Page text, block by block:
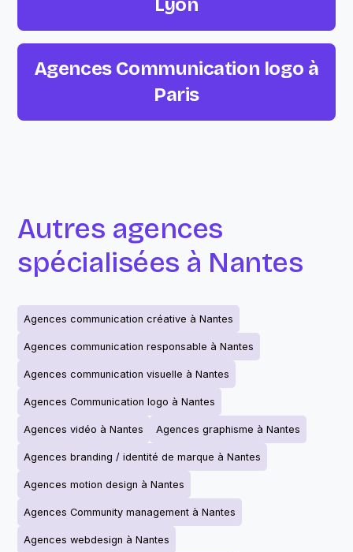
Lyon
Agences Communication logo à
Paris
Autres agences
spécialisées à Nantes
Agences communication créative à Nantes
Agences communication responsable à Nantes
Agences communication visuelle à Nantes
Agences Communication logo à Nantes
Agences vidéo à Nantes Agences graphisme à Nantes
Agences branding / identité de marque à Nantes
Agences motion design à Nantes
Agences Community management à Nantes
Agences webdesign à Nantes